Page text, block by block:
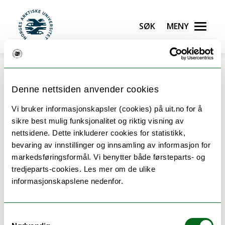
Denne nettsiden anvender cookies
Vi bruker informasjonskapsler (cookies) på uit.no for å
sikre best mulig funksjonalitet og riktig visning av
nettsidene. Dette inkluderer cookies for statistikk,
bevaring av innstillinger og innsamling av informasjon for
markedsføringsformål. Vi benytter både førsteparts- og
tredjeparts-cookies. Les mer om de ulike
informasjonskapslene nedenfor.
Gå til hovedinnhold
UiT Norges arktiske universitet
Søk Meny
Oppbygging av
Samfunnssikkerhet - master
Oversikten viser emnene du kan ta på dette
studiet.